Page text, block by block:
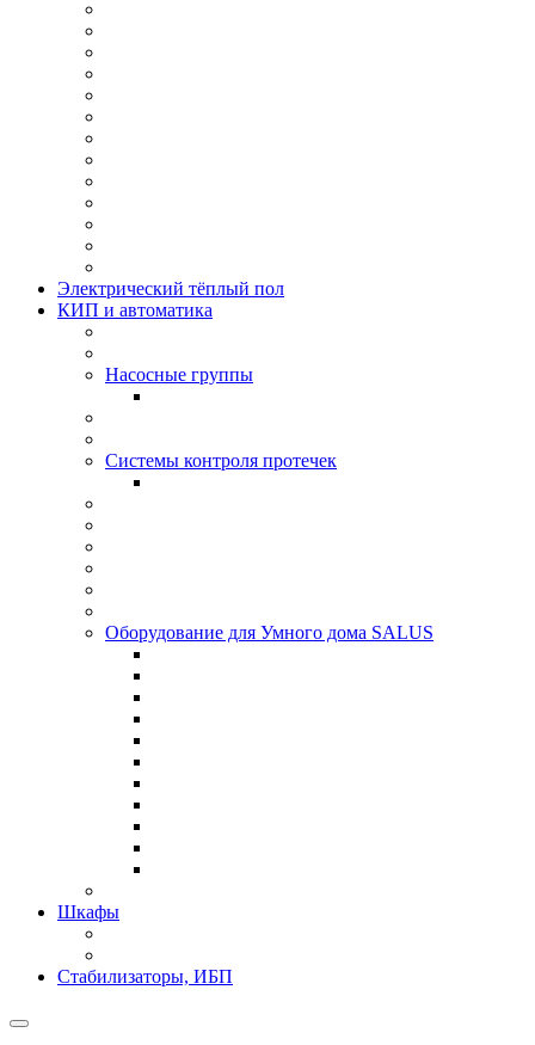
Электрический тёплый пол
КИП и автоматика
Насосные группы
Системы контроля протeчек
Оборудование для Умного дома SALUS
Шкафы
Стабилизаторы, ИБП